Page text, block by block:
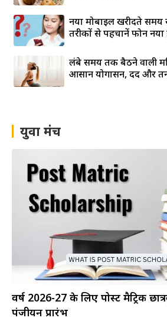
नया मोबाइल खरीदते
तरीकों से पहचानें फोन नया
लंबे समय तक बैठने वाली
आसान योगासन, दर्द और
युवा मंच
वर्ष 2026-27 के लिए पोस्ट मैट्रिक
पंजीयन प्रारंभ